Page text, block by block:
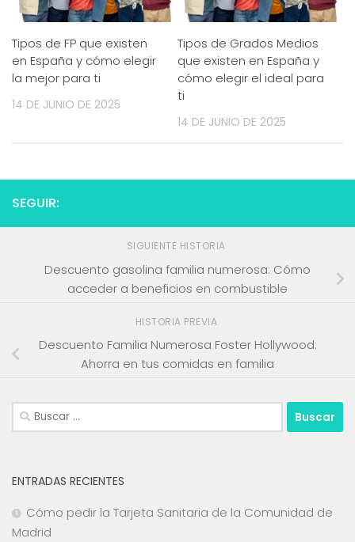
Tipos de FP que existen
en España y cómo elegir
la mejor para ti
14 DE JUNIO DE 2025
Tipos de Grados Medios
que existen en España y
cómo elegir el ideal para
ti
14 DE JUNIO DE 2025
SEGUIR:
SIGUIENTE HISTORIA
Descuento gasolina familia numerosa: Cómo
acceder a beneficios en combustible
HISTORIA PREVIA
Descuento Familia Numerosa Foster Hollywood:
Ahorra en tus comidas en familia
Buscar:
ENTRADAS RECIENTES
Cómo pedir la Tarjeta Sanitaria de la Comunidad de
Madrid